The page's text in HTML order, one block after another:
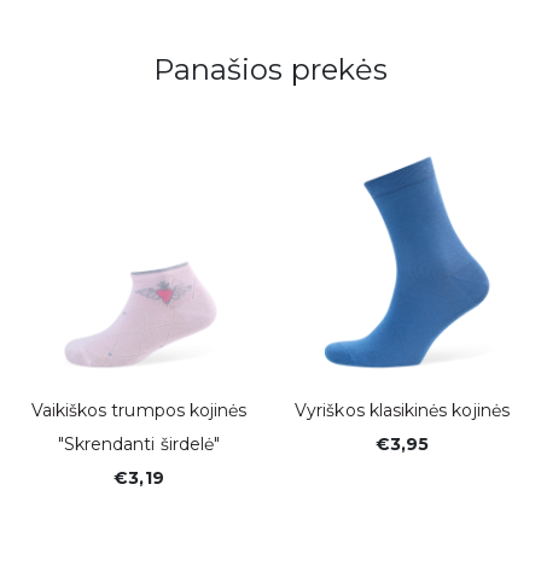
Panašios prekės
Vaikiškos trumpos kojinės
"Skrendanti širdelė"
€3,19
Vyriškos klasikinės kojinės
€3,95